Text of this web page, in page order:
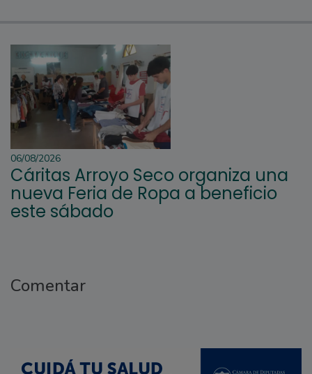
06/08/2026
Cáritas Arroyo Seco organiza una
nueva Feria de Ropa a beneficio
este sábado
Comentar